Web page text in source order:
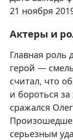
21 ноября
Актеры и
Главная роль
герой —
считал, что
и бороться
сражался
серьезным